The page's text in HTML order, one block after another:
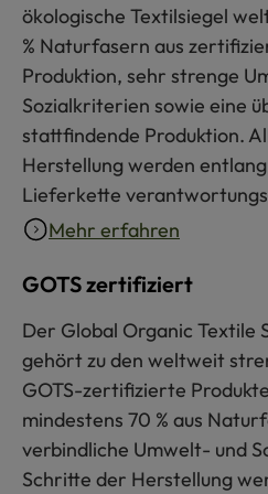
ökologische Textilsiegel
% Naturfasern aus
Produktion, sehr strenge
Sozialkriterien sowie eine
stattfindende Produktion.
Herstellung werden
Lieferkette
Mehr erfahren
GOTS zertifiziert
Der Global Organic Textile
gehört zu den weltweit
GOTS-zertifizierte
mindestens 70 % aus
verbindliche Umwelt- und
Schritte der Herstellung